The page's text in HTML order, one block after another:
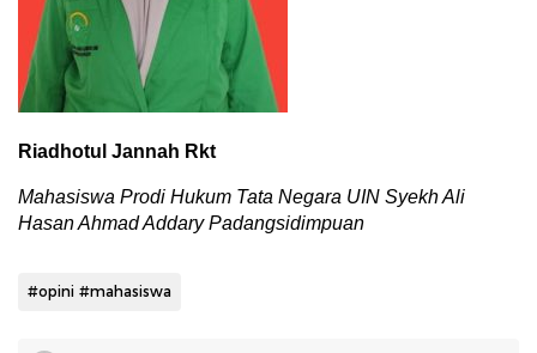
Riadhotul Jannah Rkt
Mahasiswa Prodi Hukum Tata Negara UIN Syekh Ali
Hasan Ahmad Addary Padangsidimpuan
#opini #mahasiswa